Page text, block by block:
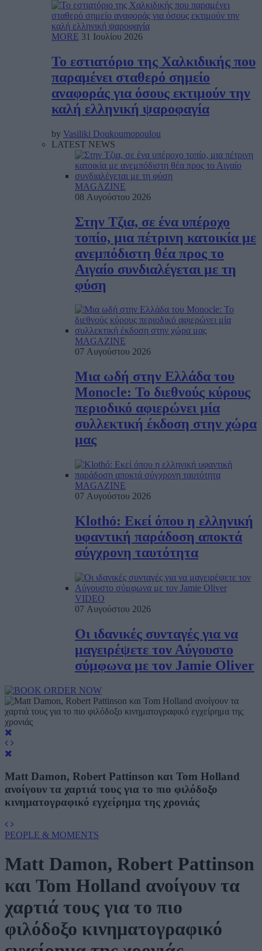
MORE 31 Ιουλίου 2026
To εστιατόριο της Χαλκιδικής που
παραμένει σταθερό σημείο
αναφοράς για όσους εκτιμούν την
καλή ελληνική ψαροφαγία
by Vasiliki Doukoumopoulou
LATEST NEWS
MAGAZINE
08 Αυγούστου 2026
Στην Τζια, σε ένα υπέροχο
τοπίο, μια πέτρινη κατοικία με
ανεμπόδιστη θέα προς το
Αιγαίο συνδιαλέγεται με τη
φύση
MAGAZINE
07 Αυγούστου 2026
Μια ωδή στην Ελλάδα του
Monocle: Το διεθνούς κύρους
περιοδικό αφιερώνει μία
συλλεκτική έκδοση στην χώρα
μας
MAGAZINE
07 Αυγούστου 2026
Klothó: Εκεί όπου η ελληνική
υφαντική παράδοση αποκτά
σύγχρονη ταυτότητα
VIDEO
07 Αυγούστου 2026
Οι ιδανικές συνταγές για να
μαγειρέψετε τον Αύγουστο
σύμφωνα με τον Jamie Oliver
Matt Damon, Robert Pattinson και Tom Holland
ανοίγουν τα χαρτιά τους για το πιο φιλόδοξο
κινηματογραφικό εγχείρημα της χρονιάς
PEOPLE & MOMENTS
Matt Damon, Robert Pattinson
και Tom Holland ανοίγουν τα
χαρτιά τους για το πιο
φιλόδοξο κινηματογραφικό